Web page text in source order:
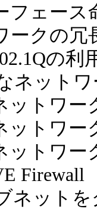
フェース
ークの冗
の利
ネット
ットワ
ットワ
ットワー
Firewall
ネット